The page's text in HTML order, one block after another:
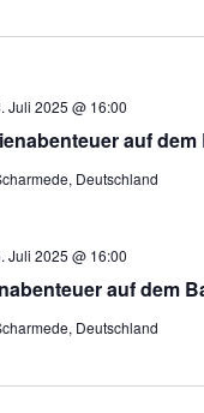
auf
Juli 2025 @ 16:00
Deutschland
auf dem
Juli 2025 @ 16:00
Deutschland